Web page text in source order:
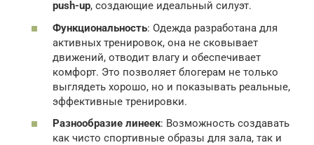
push-up, создающие идеальный силуэт.
Функциональность: Одежда разработана для
активных тренировок, она не сковывает
движений, отводит влагу и обеспечивает
комфорт. Это позволяет блогерам не только
выглядеть хорошо, но и показывать реальные,
эффективные тренировки.
Разнообразие линеек: Возможность создавать
как чисто спортивные образы для зала, так и